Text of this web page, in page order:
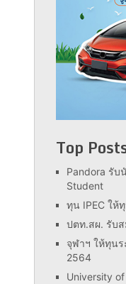
Top
Pandora รับ
Student
ทุน IPEC ให้
ปตท.สผ. รับ
จุฬาฯ ให้ทุน
2564
University